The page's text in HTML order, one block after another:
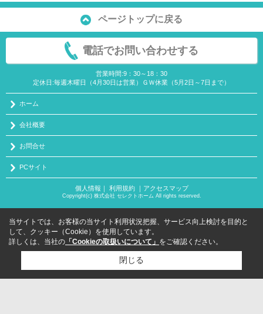
ページトップに戻る
電話でお問い合わせする
営業時間:9：30～18：30
定休日:毎週木曜日（4月30日は営業）ＧＷ休業（5月2日～7日まで）
ホーム
会社概要
お問合せ
PCサイト
個人情報 ｜ 利用規約｜ アクセスマップ
Copyright(c) 株式会社 セレクトホーム All rights reserved.
当サイトでは、お客様の当サイト利用状況把握、サービス向上検討を目的と
して、クッキー（Cookie）を使用しています。
詳しくは、当社の 「Cookieの取扱いについて」 をご確認ください。
閉じる